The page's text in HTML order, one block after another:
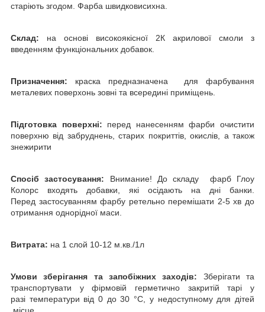
старіють згодом. Фарба швидковисихна.
Склад: на основі високоякісної 2К акрилової смоли з
введенням функціональних добавок.
Призначення: краска предназначена для фарбування
металевих поверхонь зовні та всередині приміщень.
Підготовка поверхні: перед нанесенням фарби очистити
поверхню від забруднень, старих покриттів, окислів, а також
знежирити
Спосіб застосування: Внимание! До складу фарб Глоу
Колорс входять добавки, які осідають на дні банки.
Перед застосуванням фарбу ретельно перемішати 2-5 хв до
отримання однорідної маси.
Витрата: на 1 слой 10-12 м.кв./1л
Умови зберігання та запобіжних заходів: Зберігати та
транспортувати у фірмовій герметично закритій тарі у
разі температури від 0 до 30 °C, у недоступному для дітей
місце.